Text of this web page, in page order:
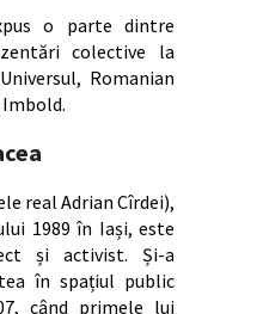
o parte dintre
colective la
Romanian
Imbold.
real Adrian Cîrdei),
1989 în Iași, este
și activist. Și-a
în spațiul public
când primele lui